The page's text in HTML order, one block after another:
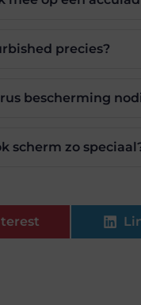
precies?
bescherming
scherm zo